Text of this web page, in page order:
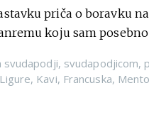
priča o boravku
koju sam
svudapodji, svudapodjicom,
, Kavi, Francuska,